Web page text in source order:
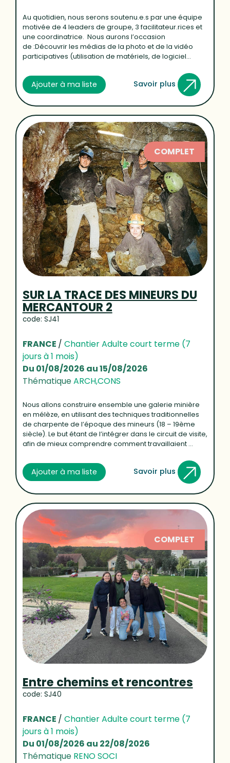
Au quotidien, nous serons soutenu.e.s par une équipe
motivée de 4 leaders de groupe, 3 facilitateur.rices et
une coordinatrice. Nous aurons l’occasion
de :Découvrir les médias de la photo et de la vidéo
participatives (utilisation de matériels, de logiciel...
Ajouter à ma liste Savoir plus
COMPLET
SUR LA TRACE DES MINEURS DU
MERCANTOUR 2
code: SJ41
FRANCE / Chantier Adulte court terme (7
jours à 1 mois)
Du 01/08/2026 au 15/08/2026
ThématiqueARCH,CONS
Nous allons construire ensemble une galerie minière
en mélèze, en utilisant des techniques traditionnelles
de charpente de l’époque des mineurs (18 – 19ème
siècle). Le but étant de l’intégrer dans le circuit de visite,
afin de mieux comprendre comment travaillaient ...
Ajouter à ma liste Savoir plus
COMPLET
Entre chemins et rencontres
code: SJ40
FRANCE / Chantier Adulte court terme (7
jours à 1 mois)
Du 01/08/2026 au 22/08/2026
Thématique RENO SOCI